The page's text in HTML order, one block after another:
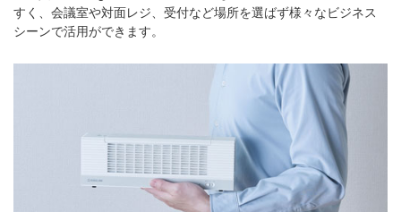
すく、会議室や対面レジ、受付など場所を選ばず様々なビジネス
シーンで活用ができます。